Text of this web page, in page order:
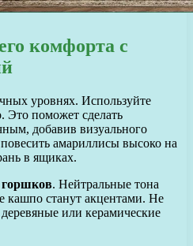
комфорта с
уровнях. Используйте
Это поможет сделать
добавив визуального
амариллисы высоко на
в ящиках.
горшков. Нейтральные тона
кашпо станут акцентами. Не
или керамические